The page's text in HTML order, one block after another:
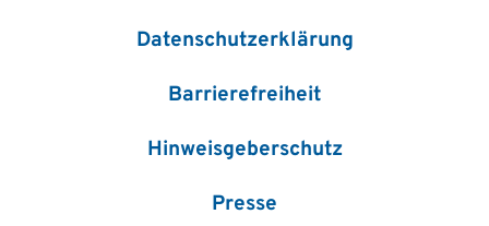
Datenschutzerklärung
Barrierefreiheit
Hinweisgeberschutz
Presse